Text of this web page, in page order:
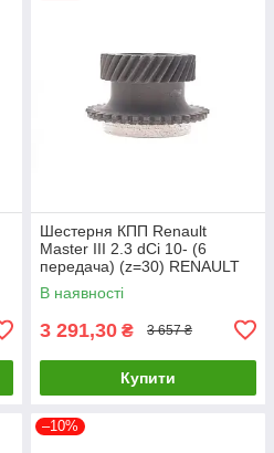
Шестерня КПП Renault
Master III 2.3 dCi 10- (6
передача) (z=30) RENAULT
8200022613 UA61
В наявності
3 291,30 ₴ 3 657 ₴
Купити
–10%